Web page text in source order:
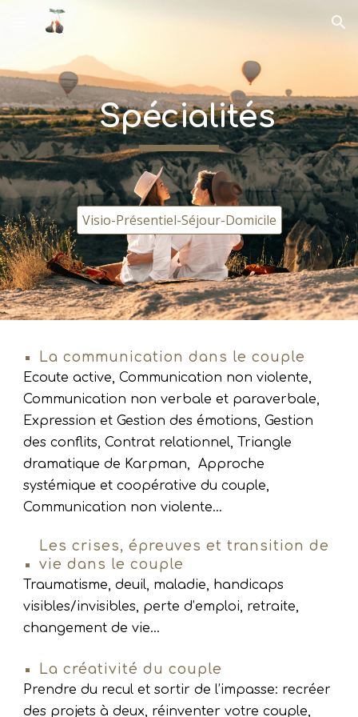
Skip to main content Skip to navigation
Spécialités
Visio-Présentiel-Séjour-Domicile
La communication dans le couple
Ecoute active, Communication non violente,
Communication non verbale et paraverbale,
Expression et Gestion des émotions, Gestion
des conflits, Contrat relationnel, Triangle
dramatique de Karpman, Approche
systémique et coopérative du couple,
Communication non violente...
Les crises, épreuves et transition de
vie dans le couple
Traumatisme, deuil, maladie, handicaps
visibles/invisibles, perte d’emploi, retraite,
changement de vie…
La créativité du couple
Prendre du recul et sortir de l’impasse: recréer
des projets à deux, réinventer votre couple,